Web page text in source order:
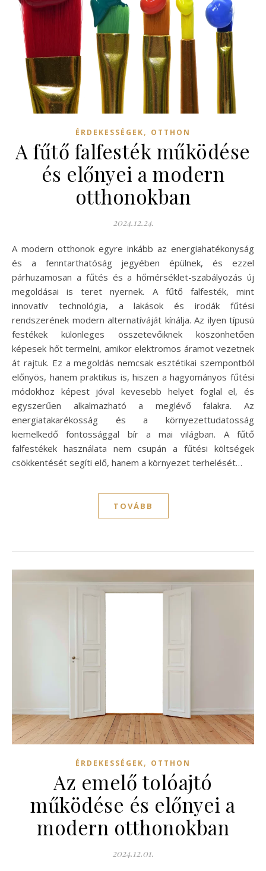
ÉRDEKESSÉGEK, OTTHON
A fűtő falfesték működése
és előnyei a modern
otthonokban
2024.12.24.
A modern otthonok egyre inkább az energiahatékonyság
és a fenntarthatóság jegyében épülnek, és ezzel
párhuzamosan a fűtés és a hőmérséklet-szabályozás új
megoldásai is teret nyernek. A fűtő falfesték, mint
innovatív technológia, a lakások és irodák fűtési
rendszerének modern alternatíváját kínálja. Az ilyen típusú
festékek különleges összetevőiknek köszönhetően
képesek hőt termelni, amikor elektromos áramot vezetnek
át rajtuk. Ez a megoldás nemcsak esztétikai szempontból
előnyös, hanem praktikus is, hiszen a hagyományos fűtési
módokhoz képest jóval kevesebb helyet foglal el, és
egyszerűen alkalmazható a meglévő falakra. Az
energiatakarékosság és a környezettudatosság
kiemelkedő fontossággal bír a mai világban. A fűtő
falfestékek használata nem csupán a fűtési költségek
csökkentését segíti elő, hanem a környezet terhelését…
TOVÁBB
ÉRDEKESSÉGEK, OTTHON
Az emelő tolóajtó
működése és előnyei a
modern otthonokban
2024.12.01.